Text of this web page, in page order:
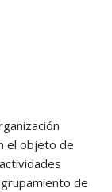
el objeto de
de